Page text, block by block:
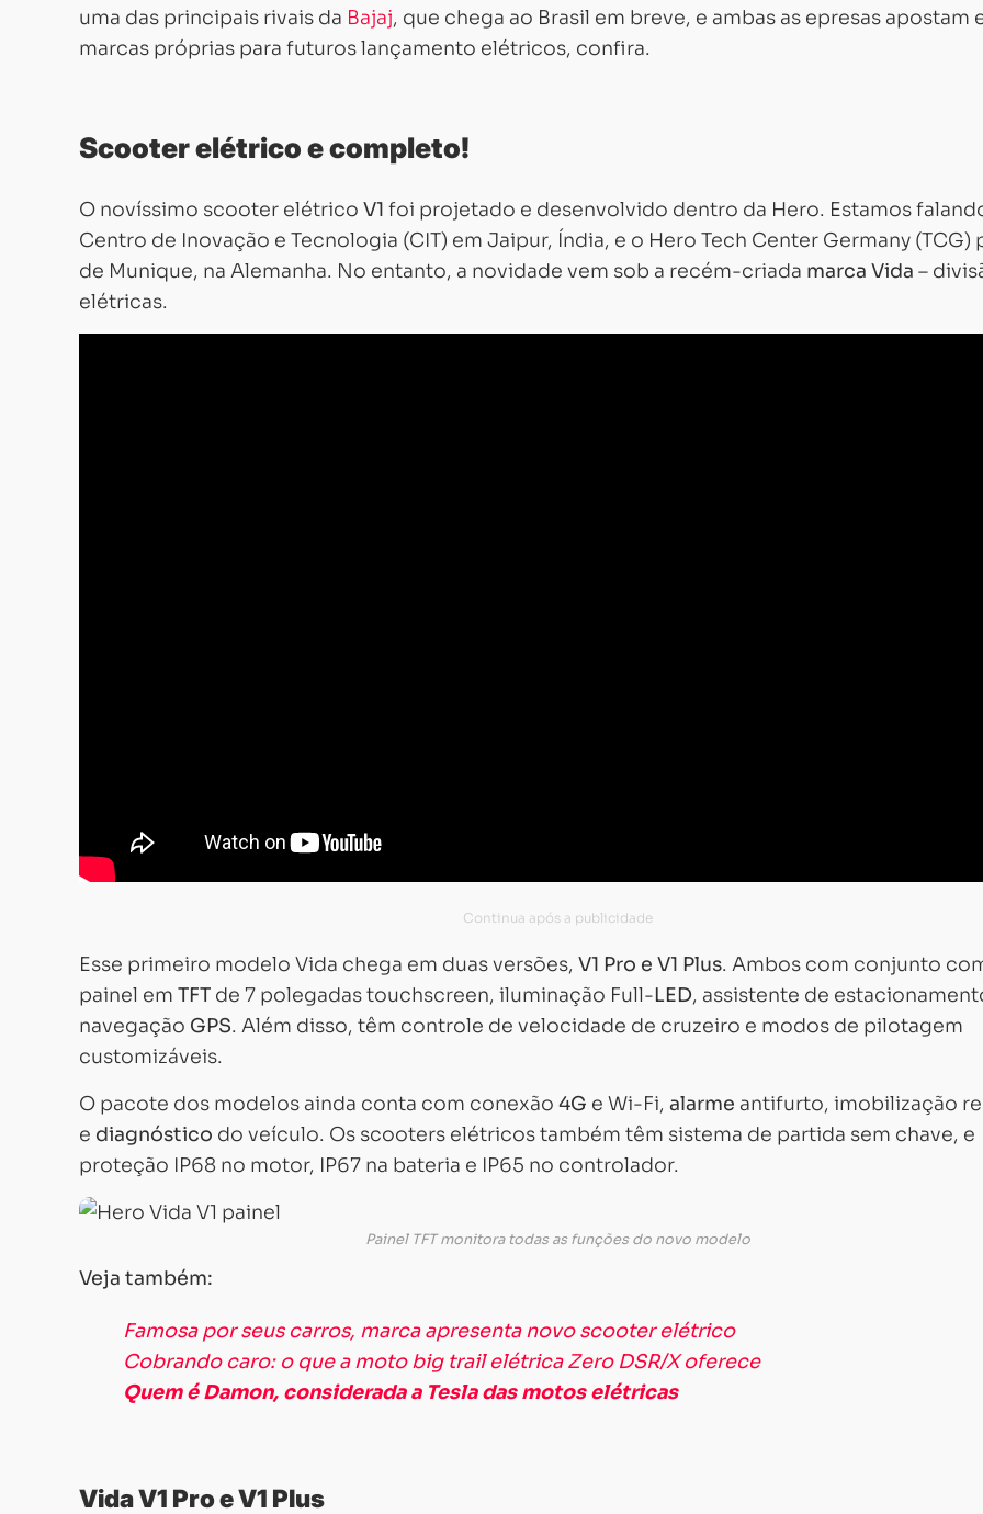
uma das principais rivais da Bajaj, que chega ao Brasil em breve, e ambas as epresas apostam
marcas próprias para futuros lançamento elétricos, confira.
Scooter elétrico e completo!
O novíssimo scooter elétrico V1 foi projetado e desenvolvido dentro da Hero. Estamos
Centro de Inovação e Tecnologia (CIT) em Jaipur, Índia, e o Hero Tech Center Germany (TCG)
de Munique, na Alemanha. No entanto, a novidade vem sob a recém-criada marca Vida –
elétricas.
Esse primeiro modelo Vida chega em duas versões, V1 Pro e V1 Plus. Ambos com conjunto
painel em TFT de 7 polegadas touchscreen, iluminação Full-LED, assistente de
navegação GPS. Além disso, têm controle de velocidade de cruzeiro e modos de pilotagem
customizáveis.
O pacote dos modelos ainda conta com conexão 4G e Wi-Fi, alarme antifurto, imobilização
e diagnóstico do veículo. Os scooters elétricos também têm sistema de partida sem chave, e
proteção IP68 no motor, IP67 na bateria e IP65 no controlador.
Painel TFT monitora todas as funções do novo modelo
Veja também:
Famosa por seus carros, marca apresenta novo scooter elétrico
Cobrando caro: o que a moto big trail elétrica Zero DSR/X oferece
Quem é Damon, considerada a Tesla das motos elétricas
Vida V1 Pro e V1 Plus
Carregando...
Carregando...